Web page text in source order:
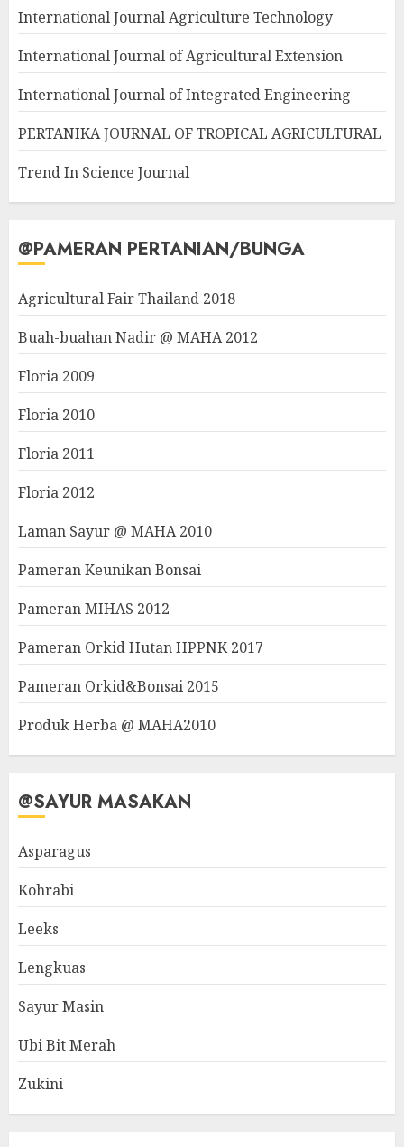
International Journal Agriculture Technology
International Journal of Agricultural Extension
International Journal of Integrated Engineering
PERTANIKA JOURNAL OF TROPICAL AGRICULTURAL
Trend In Science Journal
@PAMERAN PERTANIAN/BUNGA
Agricultural Fair Thailand 2018
Buah-buahan Nadir @ MAHA 2012
Floria 2009
Floria 2010
Floria 2011
Floria 2012
Laman Sayur @ MAHA 2010
Pameran Keunikan Bonsai
Pameran MIHAS 2012
Pameran Orkid Hutan HPPNK 2017
Pameran Orkid&Bonsai 2015
Produk Herba @ MAHA2010
@SAYUR MASAKAN
Asparagus
Kohrabi
Leeks
Lengkuas
Sayur Masin
Ubi Bit Merah
Zukini